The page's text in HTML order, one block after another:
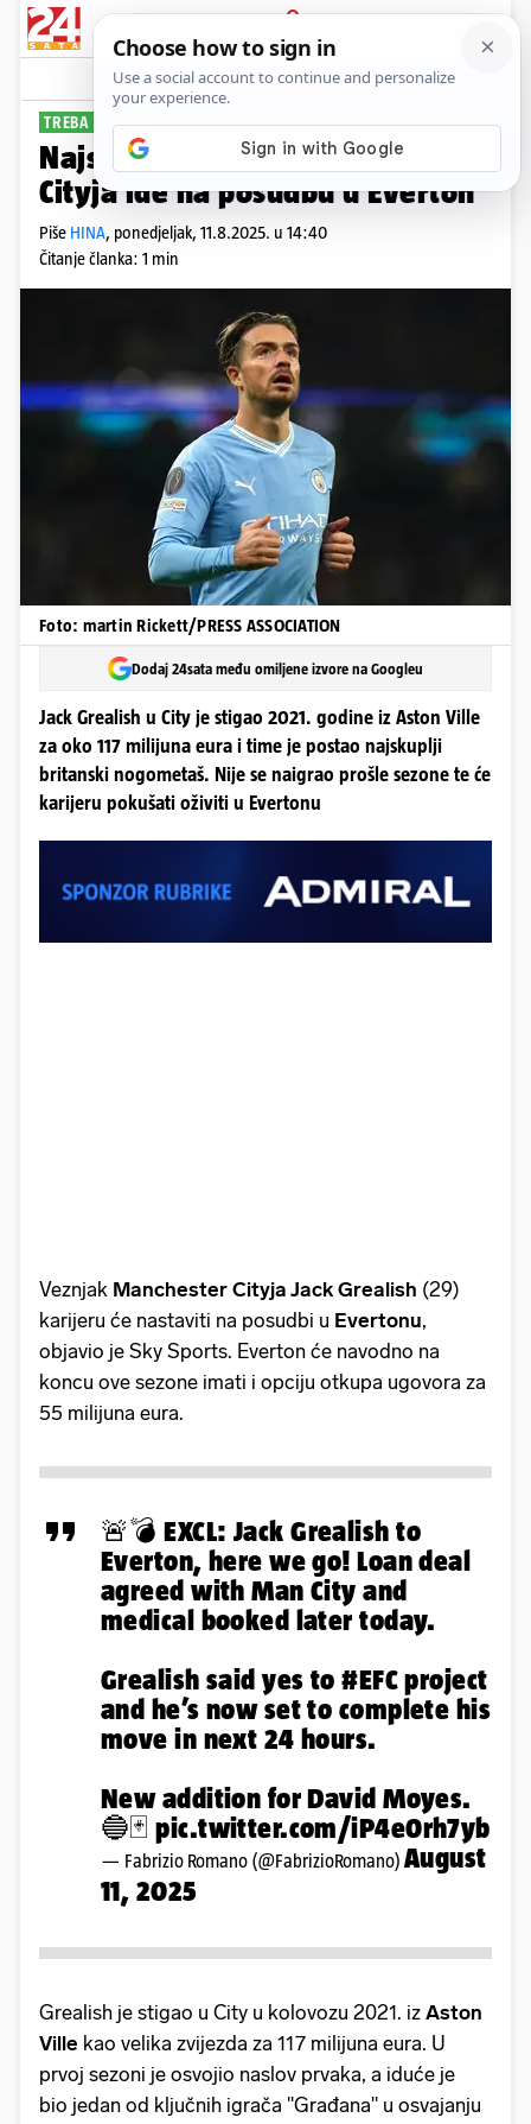
PRIJAVA
Sport Komentari
TREBA MINUTAŽU
Najskuplje pojačanje u povijesti
Cityja ide na posudbu u Everton
Piše HINA, ponedjeljak, 11.8.2025. u 14:40
Čitanje članka: 1 min
Foto: martin Rickett/PRESS ASSOCIATION
Dodaj 24sata među omiljene izvore na Googleu
Jack Grealish u City je stigao 2021. godine iz Aston Ville
za oko 117 milijuna eura i time je postao najskuplji
britanski nogometaš. Nije se naigrao prošle sezone te će
karijeru pokušati oživiti u Evertonu
Veznjak Manchester Cityja Jack Grealish (29)
karijeru će nastaviti na posudbi u Evertonu,
objavio je Sky Sports. Everton će navodno na
koncu ove sezone imati i opciju otkupa ugovora za
55 milijuna eura.
🚨💣 EXCL: Jack Grealish to
Everton, here we go! Loan deal
agreed with Man City and
medical booked later today.
Grealish said yes to#EFCproject
and he’s now set to complete his
move in next 24 hours.
New addition for David Moyes.
🔵🃏pic.twitter.com/iP4e0rh7yb
— Fabrizio Romano (@FabrizioRomano) August
11, 2025
Grealish je stigao u City u kolovozu 2021. iz Aston
Ville kao velika zvijezda za 117 milijuna eura. U
prvoj sezoni je osvojio naslov prvaka, a iduće je
bio jedan od ključnih igrača "Građana" u osvajanju